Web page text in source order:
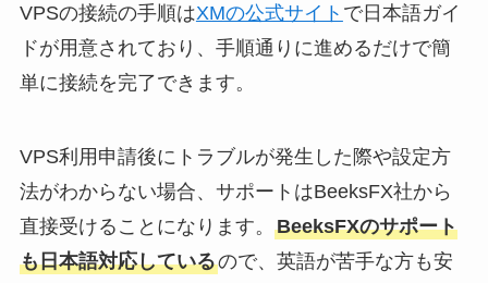
VPSの接続の手順はXMの公式サイト で日本語ガイ
ドが用意されており、手順通りに進めるだけで簡
単に接続を完了できます。
VPS利用申請後にトラブルが発生した際や設定方
法がわからない場合、サポートはBeeksFX社から
直接受けることになります。 BeeksFXのサポート
も日本語対応しているので、英語が苦手な方も安